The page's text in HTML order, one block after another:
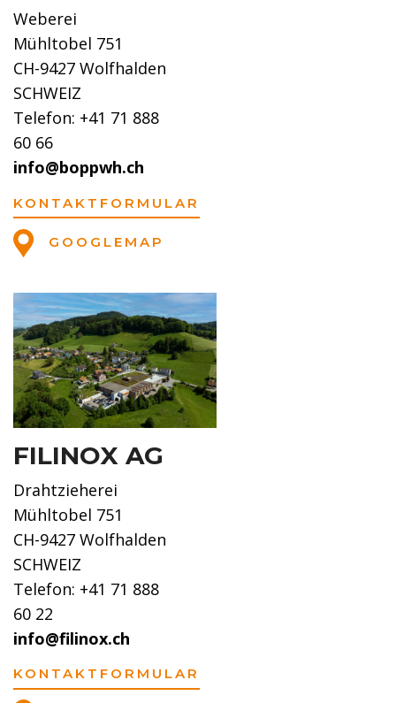
Weberei
Mühltobel 751
CH-9427 Wolfhalden
SCHWEIZ
Telefon: +41 71 888
60 66
info@boppwh.ch
KONTAKTFORMULAR
GOOGLEMAP
FILINOX AG
Drahtzieherei
Mühltobel 751
CH-9427 Wolfhalden
SCHWEIZ
Telefon: +41 71 888
60 22
info@filinox.ch
KONTAKTFORMULAR